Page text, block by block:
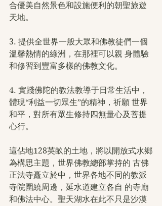
合優美自然景色和設施便利的朝聖旅遊
天地。
3. 提供全世界一般大眾和佛教徒們一個
溫馨熱情的綠洲，在那裡可以親 身體驗
和修習到豐富多樣的佛教文化。
4. 實踐佛陀的教法教導于日常生活中，
體現“利益一切眾生”的精神，祈願 世界
和平，對所有眾生修持四無量心及菩提
心行。
這佔地128英畝的土地，將以開放式水鄉
為構思主題，世界佛教總部掌持的 古佛
正法寺矗立於中，世界各地不同的教派
寺院圍繞周邊，延水道建立各自 的寺廟
和佛法中心。聖天湖水在此不只是沙漠